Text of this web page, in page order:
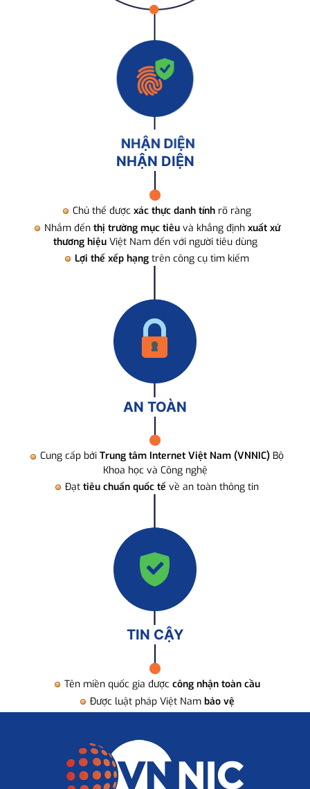
NHẬN DIỆN
Chủ thể được xác thực danh tính rõ ràng
Nhắm đến thị trường mục tiêuvà khẳng định xuất xứ
thương hiệuViệt Nam đến với người tiêu dùng
Lợi thế xếp hạng trên công cụ tìm kiếm
AN TOÀN
Cung cấp bởi Trung tâm Internet Việt Nam (VNNIC) Bộ
Khoa học và Công nghệ
Đạt tiêu chuẩn quốc tế về an toàn thông tin
TIN CẬY
Tên miền quốc gia được công nhận toàn cầu
Được luật pháp Việt Nam bảo vệ